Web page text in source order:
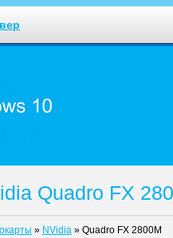
Quadro FX
» NVidia » Quadro FX 2800M